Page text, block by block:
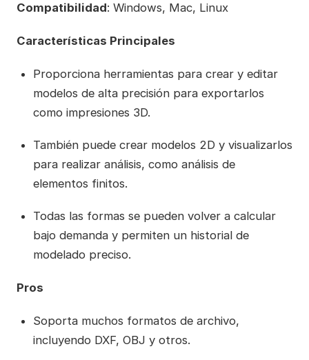
Compatibilidad: Windows, Mac, Linux
Características Principales
Proporciona herramientas para crear y editar
modelos de alta precisión para exportarlos
como impresiones 3D.
También puede crear modelos 2D y visualizarlos
para realizar análisis, como análisis de
elementos finitos.
Todas las formas se pueden volver a calcular
bajo demanda y permiten un historial de
modelado preciso.
Pros
Soporta muchos formatos de archivo,
incluyendo DXF, OBJ y otros.